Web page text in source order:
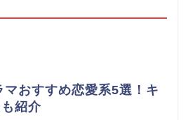
おすすめ恋愛系5選！キ
紹介